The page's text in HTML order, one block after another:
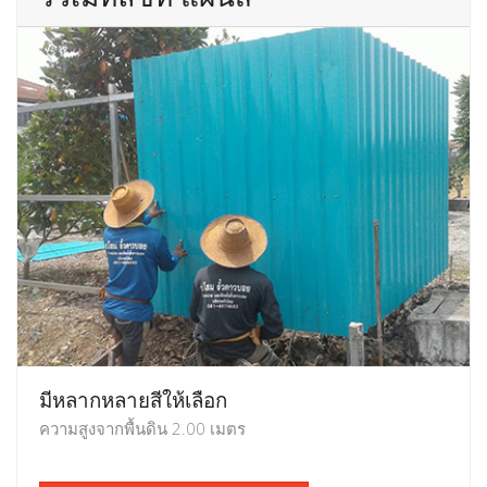
มีหลากหลายสีให้เลือก
ความสูงจากพื้นดิน 2.00 เมตร